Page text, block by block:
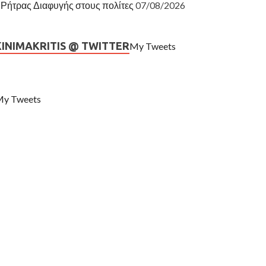
Ρήτρας Διαφυγής στους πολίτες 07/08/2026
@ TWITTERMy Tweets
Tweets